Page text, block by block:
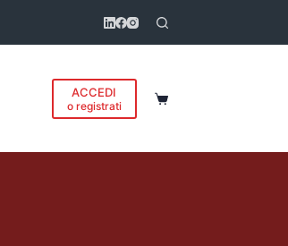
ACCEDI
o registrati Carrello